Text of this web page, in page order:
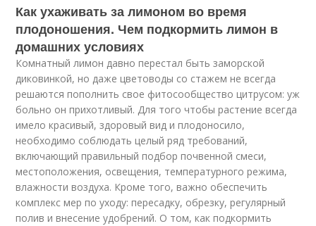
Как ухаживать за лимоном во время
плодоношения. Чем подкормить лимон в
домашних условиях
Комнатный лимон давно перестал быть заморской
диковинкой, но даже цветоводы со стажем не всегда
решаются пополнить свое фитосообщество цитрусом: уж
больно он прихотливый. Для того чтобы растение всегда
имело красивый, здоровый вид и плодоносило,
необходимо соблюдать целый ряд требований,
включающий правильный подбор почвенной смеси,
местоположения, освещения, температурного режима,
влажности воздуха. Кроме того, важно обеспечить
комплекс мер по уходу: пересадку, обрезку, регулярный
полив и внесение удобрений. О том, как подкормить